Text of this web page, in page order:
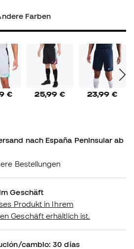
Farben
€ 25,99 € 23,99 €
nach España Peninsular ab
Bestellungen
Geschäft
Produkt in Ihrem
Geschäft erhältlich ist.
cambio: 30 días